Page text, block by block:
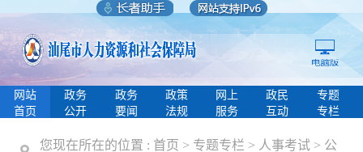
网站
首页
政务
公开
政务
要闻
政策
法规
网上
服务
政民
互动
专题
专栏
您现在所在的位置 : 首页 > 专题专栏 > 人事考试 > 公